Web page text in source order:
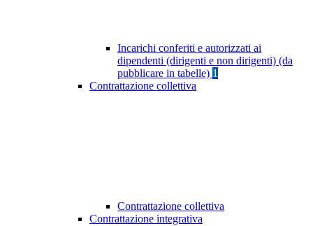
Incarichi conferiti e autorizzati ai
dipendenti (dirigenti e non dirigenti) (da
pubblicare in tabelle) 1
Contrattazione collettiva
Contrattazione collettiva
Contrattazione integrativa